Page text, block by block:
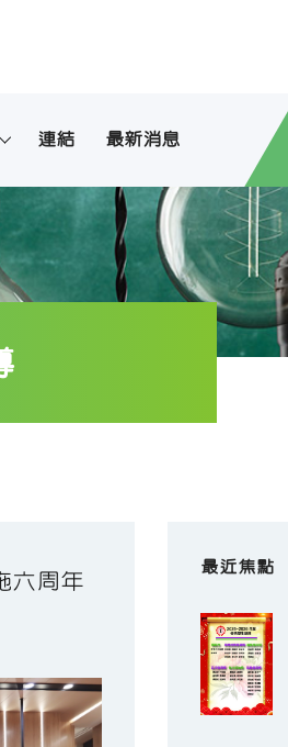
連結 最新消息
六周年 最近焦點